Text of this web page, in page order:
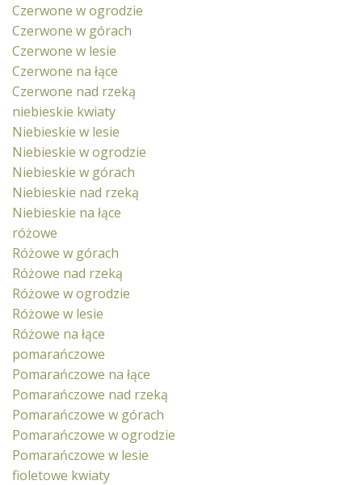
Czerwone w ogrodzie
Czerwone w górach
Czerwone w lesie
Czerwone na łące
Czerwone nad rzeką
niebieskie kwiaty
Niebieskie w lesie
Niebieskie w ogrodzie
Niebieskie w górach
Niebieskie nad rzeką
Niebieskie na łące
różowe
Różowe w górach
Różowe nad rzeką
Różowe w ogrodzie
Różowe w lesie
Różowe na łące
pomarańczowe
Pomarańczowe na łące
Pomarańczowe nad rzeką
Pomarańczowe w górach
Pomarańczowe w ogrodzie
Pomarańczowe w lesie
fioletowe kwiaty